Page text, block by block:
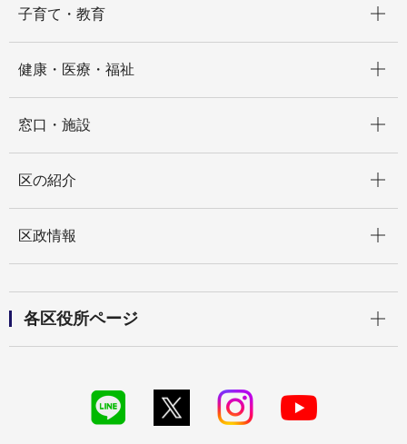
子育て・教育
健康・医療・福祉
窓口・施設
区の紹介
区政情報
各区役所ページ